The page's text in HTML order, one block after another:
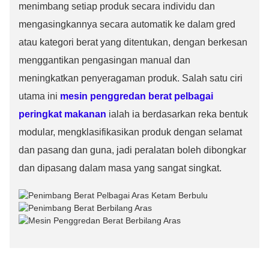
menimbang setiap produk secara individu dan
mengasingkannya secara automatik ke dalam gred
atau kategori berat yang ditentukan, dengan berkesan
menggantikan pengasingan manual dan
meningkatkan penyeragaman produk. Salah satu ciri
utama ini mesin penggredan berat pelbagai
peringkat makanan ialah ia berdasarkan reka bentuk
modular, mengklasifikasikan produk dengan selamat
dan pasang dan guna, jadi peralatan boleh dibongkar
dan dipasang dalam masa yang sangat singkat.